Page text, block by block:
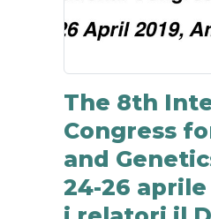
The 8th
Congress
and
24-26 aprile